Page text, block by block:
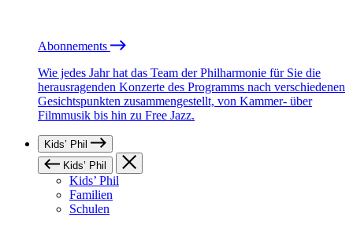
Abonnements
Wie jedes Jahr hat das Team der Philharmonie für Sie die
herausragenden Konzerte des Programms nach verschiedenen
Gesichtspunkten zusammengestellt, von Kammer- über
Filmmusik bis hin zu Free Jazz.
Kids’ Phil
Kids’ Phil
Kids’ Phil
Familien
Schulen